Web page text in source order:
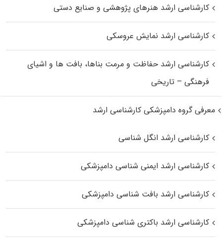
کارشناسی ارشد هنرهای پژوهشی و صنایع دستی
کارشناسی ارشد نمایش عروسکی
کارشناسی ارشد حفاظت و مرمت بناها، بافت‌ ها و اشیای
فرهنگی – تاریخی
معرفی گروه دامپزشکی کارشناسی ارشد
کارشناسی ارشد انگل شناسی
کارشناسی ارشد ایمنی‌ شناسی دامپزشکی
کارشناسی ارشد بافت‌ شناسی دامپزشکی
کارشناسی ارشد باکتری‌ شناسی دامپزشکی